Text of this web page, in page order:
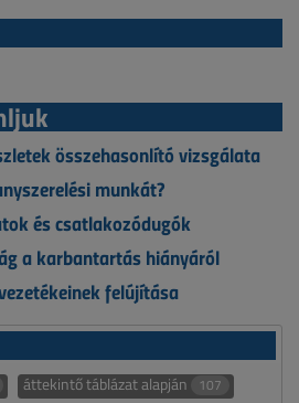
összehasonlító vizsgálata
munkát?
és csatlakozódugók
a karbantartás hiányáról
felújítása
áttekintő táblázat alapján 107